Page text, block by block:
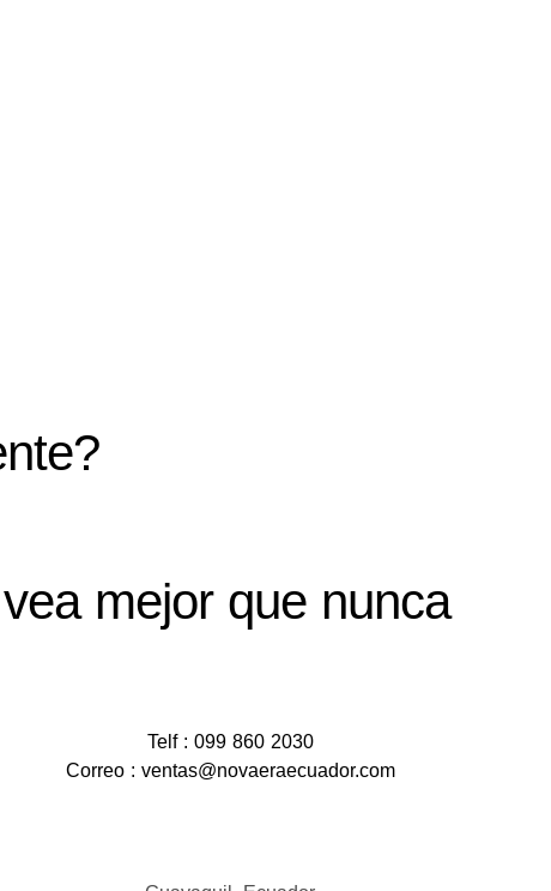
mejor que nunca
Telf : 099 860 2030
Correo : ventas@novaeraecuador.com